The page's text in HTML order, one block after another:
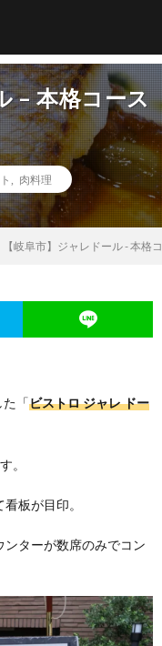
– 本格コース
肉料理
【岐阜市】ジャレドール - 本格
「ビストロ ジャレ ドー
。
板が目印。
ターが数席のみでコン